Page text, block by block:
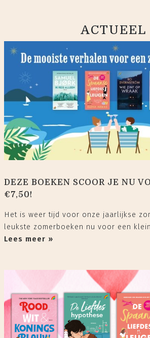
ACTUEEL
DEZE BOEKEN SCOOR JE NU
€7,50!
Het is weer tijd voor onze jaarlijkse
leukste zomerboeken nu voor een
Lees meer »